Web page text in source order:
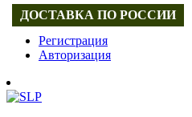
Регистрация
Авторизация
ДОСТАВКА ПО РОССИИ